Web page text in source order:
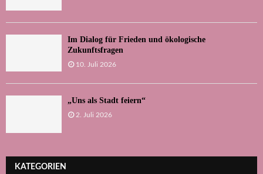
Im Dialog für Frieden und ökologische
Zukunftsfragen
10. Juli 2026
„Uns als Stadt feiern“
2. Juli 2026
KATEGORIEN